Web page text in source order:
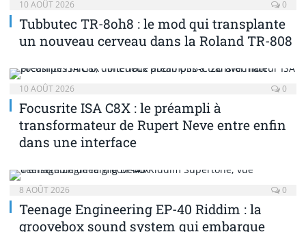
10 AOÛT 2026 0
Tubbutec TR-8oh8 : le mod qui transplante
un nouveau cerveau dans la Roland TR-808
10 AOÛT 2026 0
Focusrite ISA C8X : le préampli à
transformateur de Rupert Neve entre enfin
dans une interface
8 AOÛT 2026 0
Teenage Engineering EP-40 Riddim : la
groovebox sound system qui embarque